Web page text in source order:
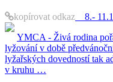
kopírovat odkaz 8.-
YMCA - Živá rodina
lyžování v době
lyžařských dovedností tak
v kruhu …